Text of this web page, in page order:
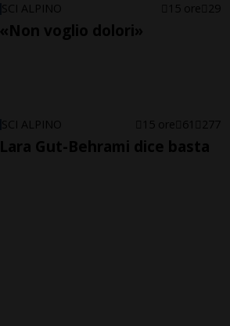
SCI ALPINO 15 ore 29
«Non voglio dolori»
SCI ALPINO 15 ore 61 277
Lara Gut-Behrami dice basta